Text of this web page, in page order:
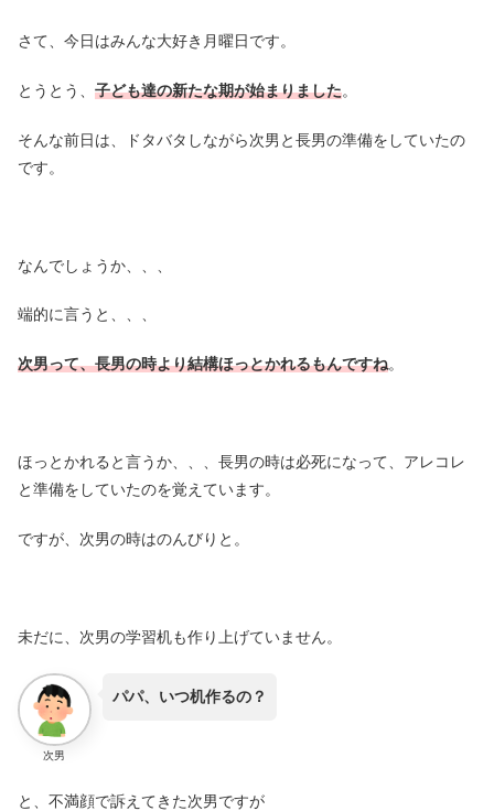
さて、今日はみんな大好き月曜日です。
とうとう、 子ども達の新たな期が始まりました。
そんな前日は、ドタバタしながら次男と長男の準備をしていたの
です。
なんでしょうか、、、
端的に言うと、、、
次男って、長男の時より結構ほっとかれるもんですね。
ほっとかれると言うか、、、長男の時は必死になって、アレコレ
と準備をしていたのを覚えています。
ですが、次男の時はのんびりと。
未だに、次男の学習机も作り上げていません。
次男
パパ、いつ机作るの？
と、不満顔で訴えてきた次男ですが